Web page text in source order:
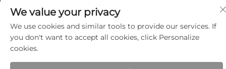
We value your privacy
We use cookies and similar tools to provide our services. If
you don't want to accept all cookies, click Personalize
cookies.